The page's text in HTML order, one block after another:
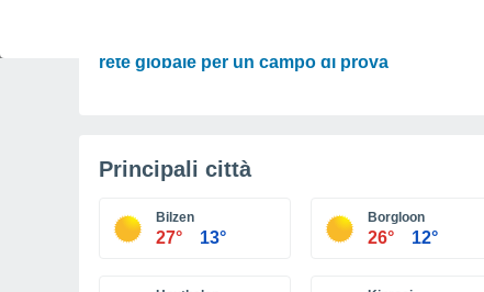
rete globale per un campo di prova
Principali città
Bilzen
27° 13°
Borgloon
26° 12°